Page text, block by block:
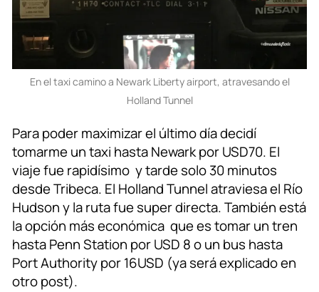
En el taxi camino a Newark Liberty airport, atravesando el
Holland Tunnel
Para poder maximizar el último día decidí
tomarme un taxi hasta Newark por USD70. El
viaje fue rapidísimo y tarde solo 30 minutos
desde Tribeca. El Holland Tunnel atraviesa el Río
Hudson y la ruta fue super directa. También está
la opción más económica que es tomar un tren
hasta Penn Station por USD 8 o un bus hasta
Port Authority por 16USD (ya será explicado en
otro post).